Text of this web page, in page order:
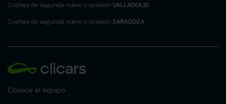
Coches de segunda mano y ocasión VALLADOLID
Coches de segunda mano y ocasión ZARAGOZA
Conoce al equipo